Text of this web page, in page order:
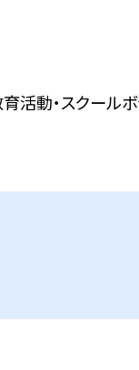
活動・スクール